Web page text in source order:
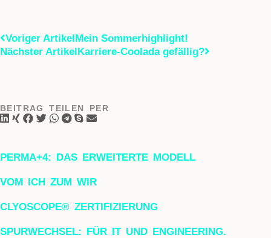
Voriger ArtikelMein Sommerhighlight!
Nächster ArtikelKarriere-Coolada gefällig?
BEITRAG TEILEN PER
PERMA+4: DAS ERWEITERTE MODELL
VOM ICH ZUM WIR
CLYOSCOPE® ZERTIFIZIERUNG
SPURWECHSEL: FÜR IT UND ENGINEERING.